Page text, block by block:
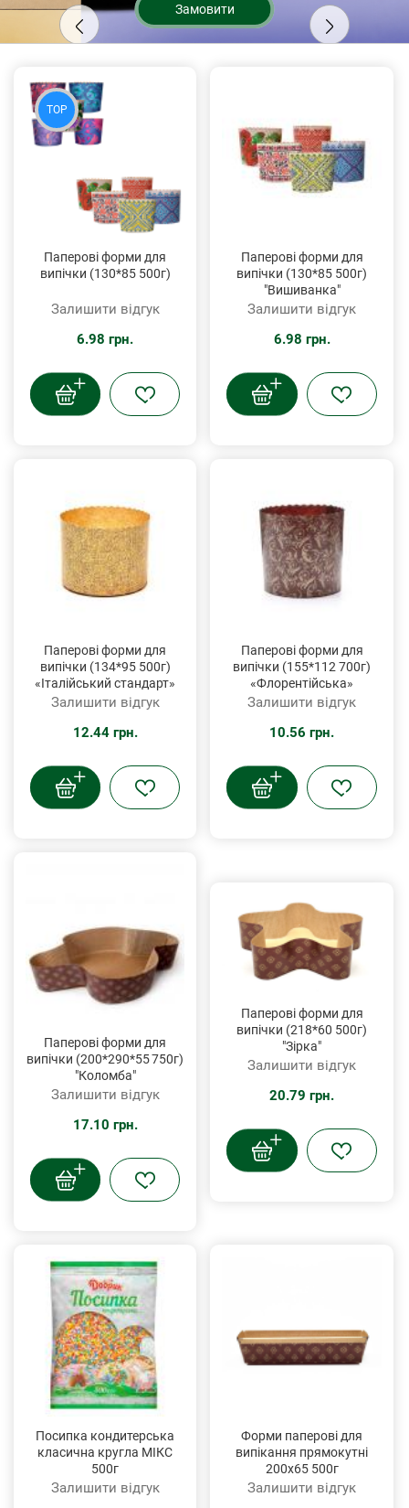
Замовити
TOP
Паперові форми для
випічки (130*85 500г)
Залишити відгук
6.98 грн.
Паперові форми для
випічки (130*85 500г)
"Вишиванка"
Залишити відгук
6.98 грн.
Паперові форми для
випічки (134*95 500г)
«Італійський стандарт»
Залишити відгук
12.44 грн.
Паперові форми для
випічки (155*112 700г)
«Флорентійська»
Залишити відгук
10.56 грн.
Паперові форми для
випічки (200*290*55 750г)
"Коломба"
Залишити відгук
17.10 грн.
Паперові форми для
випічки (218*60 500г)
"Зірка"
Залишити відгук
20.79 грн.
Посипка кондитерська
класична кругла МІКС
500г
Залишити відгук
Форми паперові для
випікання прямокутні
200х65 500г
Залишити відгук